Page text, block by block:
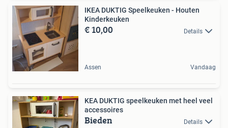
IKEA DUKTIG Speelkeuken - Houten
Kinderkeuken
€ 10,00 Details
Assen Vandaag
KEA DUKTIG speelkeuken met heel veel
accessoires
Bieden Details